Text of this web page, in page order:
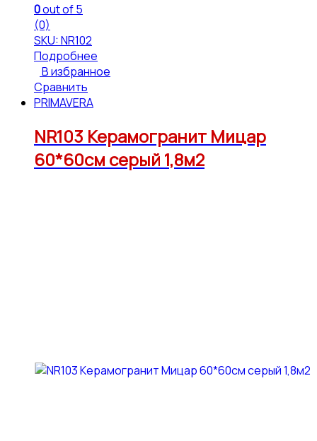
0out of 5
(0)
SKU: NR102
Подробнее
В избранное
Сравнить
PRIMAVERA
NR103 Керамогранит Мицар
60*60см серый 1,8м2